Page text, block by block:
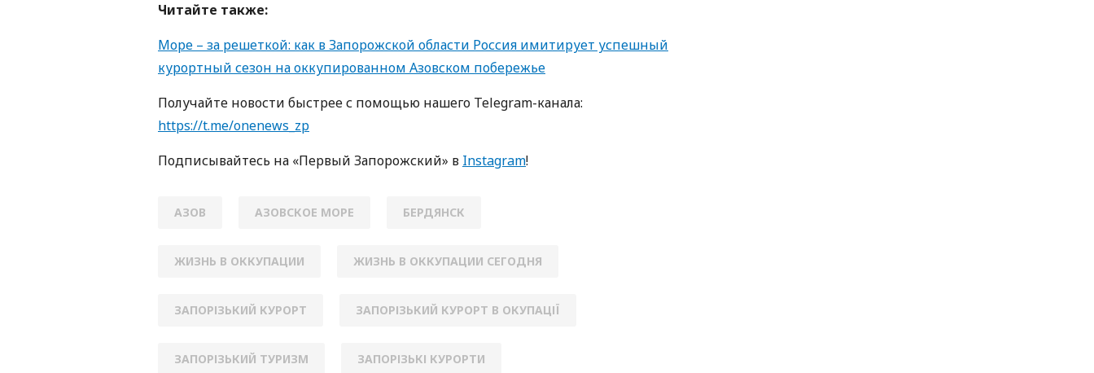
Читайте также:
Море – за решеткой: как в Запорожской области Россия имитирует успешный
курортный сезон на оккупированном Азовском побережье
Получайте новости быстрее с помощью нашего Telegram-канала:
https://t.me/onenews_zp
Подписывайтесь на «Первый Запорожский» в Instagram!
АЗОВ АЗОВСКОЕ МОРЕ БЕРДЯНСК
ЖИЗНЬ В ОККУПАЦИИ ЖИЗНЬ В ОККУПАЦИИ СЕГОДНЯ
ЗАПОРІЗЬКИЙ КУРОРТ ЗАПОРІЗЬКИЙ КУРОРТ В ОКУПАЦІЇ
ЗАПОРІЗЬКИЙ ТУРИЗМ ЗАПОРІЗЬКІ КУРОРТИ